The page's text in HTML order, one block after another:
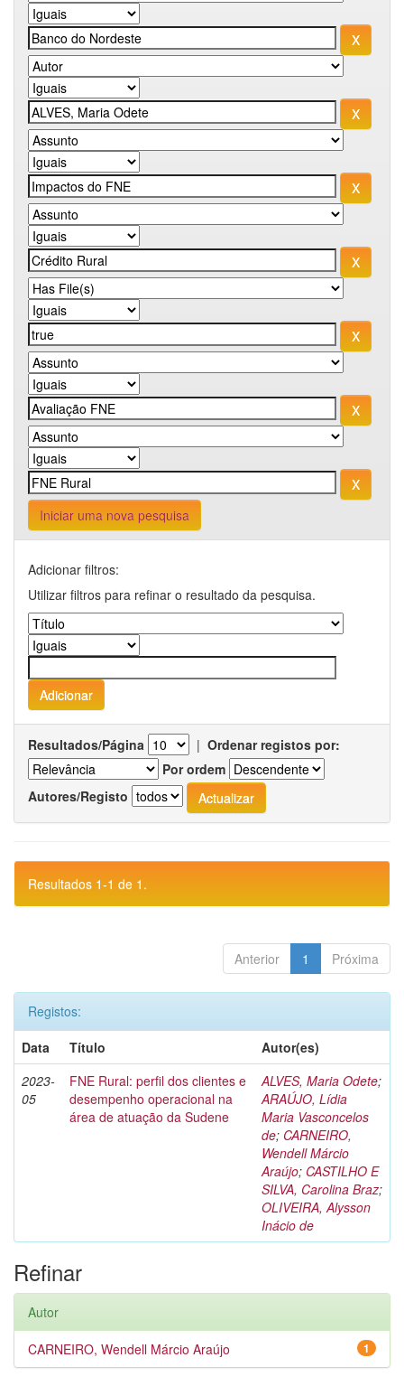
Iniciar uma nova pesquisa
Adicionar filtros:
Utilizar filtros para refinar o resultado da pesquisa.
Resultados/Página | Ordenar registos por:
Por ordem
Autores/Registo
Resultados 1-1 de 1.
Anterior 1 Próxima
Registos:
Data
Título
Autor(es)
2023-
05
FNE Rural: perfil dos clientes e
desempenho operacional na
área de atuação da Sudene
ALVES, Maria Odete;
ARAÚJO, Lídia
Maria Vasconcelos
de; CARNEIRO,
Wendell Márcio
Araújo; CASTILHO E
SILVA, Carolina Braz;
OLIVEIRA, Alysson
Inácio de
Refinar
Autor
1
CARNEIRO, Wendell Márcio Araújo